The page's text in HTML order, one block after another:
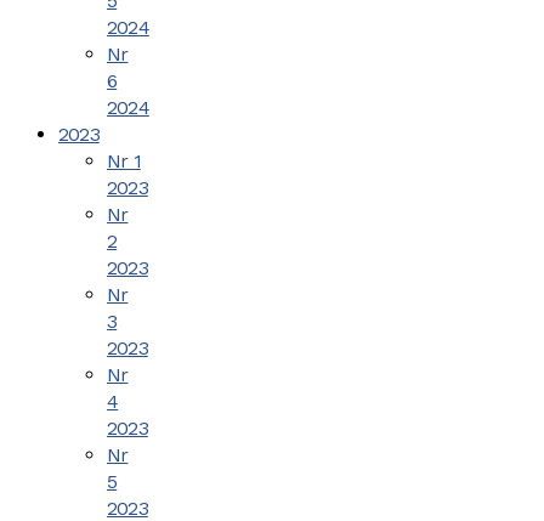
2024
Nr
6
2024
2023
Nr 1
2023
Nr
2
2023
Nr
3
2023
Nr
4
2023
Nr
5
2023